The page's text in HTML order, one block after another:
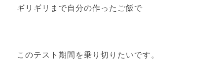
ギリギリまで自分の作ったご飯で
このテスト期間を乗り切りたいです。